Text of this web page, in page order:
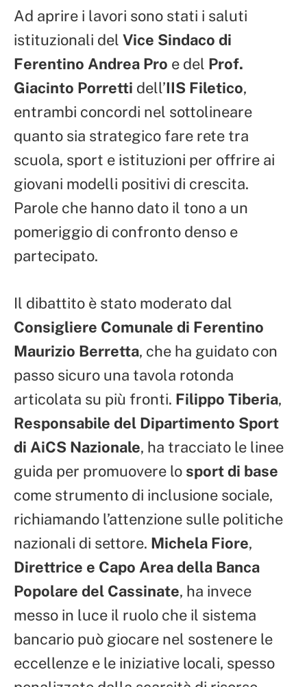
Ad aprire i lavori sono stati i saluti
istituzionali del Vice Sindaco di
Ferentino Andrea Pro e del Prof.
Giacinto Porretti dell’IIS Filetico,
entrambi concordi nel sottolineare
quanto sia strategico fare rete tra
scuola, sport e istituzioni per offrire ai
giovani modelli positivi di crescita.
Parole che hanno dato il tono a un
pomeriggio di confronto denso e
partecipato.
Il dibattito è stato moderato dal
Consigliere Comunale di Ferentino
Maurizio Berretta, che ha guidato con
passo sicuro una tavola rotonda
articolata su più fronti. Filippo Tiberia,
Responsabile del Dipartimento Sport
di AiCS Nazionale, ha tracciato le linee
guida per promuovere lo sport di base
come strumento di inclusione sociale,
richiamando l’attenzione sulle politiche
nazionali di settore. Michela Fiore,
Direttrice e Capo Area della Banca
Popolare del Cassinate, ha invece
messo in luce il ruolo che il sistema
bancario può giocare nel sostenere le
eccellenze e le iniziative locali, spesso